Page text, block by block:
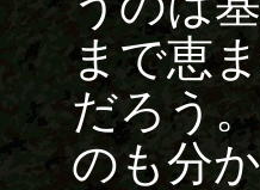
まで恵
だろう
のも分